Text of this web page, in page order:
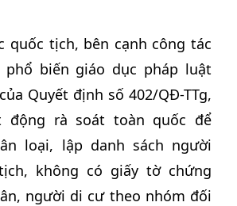
quốc tịch, bên cạnh công tác
phổ biến giáo dục pháp luật
Quyết định số 402/QĐ-TTg,
động rà soát toàn quốc để
loại, lập danh sách người
không có giấy tờ chứng
người di cư theo nhóm đối